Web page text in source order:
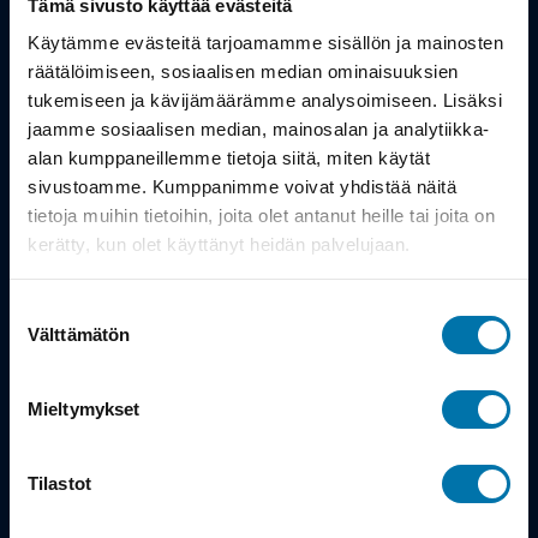
Tämä sivusto käyttää evästeitä
Käytämme evästeitä tarjoamamme sisällön ja mainosten
räätälöimiseen, sosiaalisen median ominaisuuksien
tukemiseen ja kävijämäärämme analysoimiseen. Lisäksi
jaamme sosiaalisen median, mainosalan ja analytiikka-
alan kumppaneillemme tietoja siitä, miten käytät
sivustoamme. Kumppanimme voivat yhdistää näitä
tietoja muihin tietoihin, joita olet antanut heille tai joita on
kerätty, kun olet käyttänyt heidän palvelujaan.
valinta
Välttämätön
Mieltymykset
Tilastot
Työsuhdepyörä
Info
Toimitus
Takuu ja palautukset
Maksutavat